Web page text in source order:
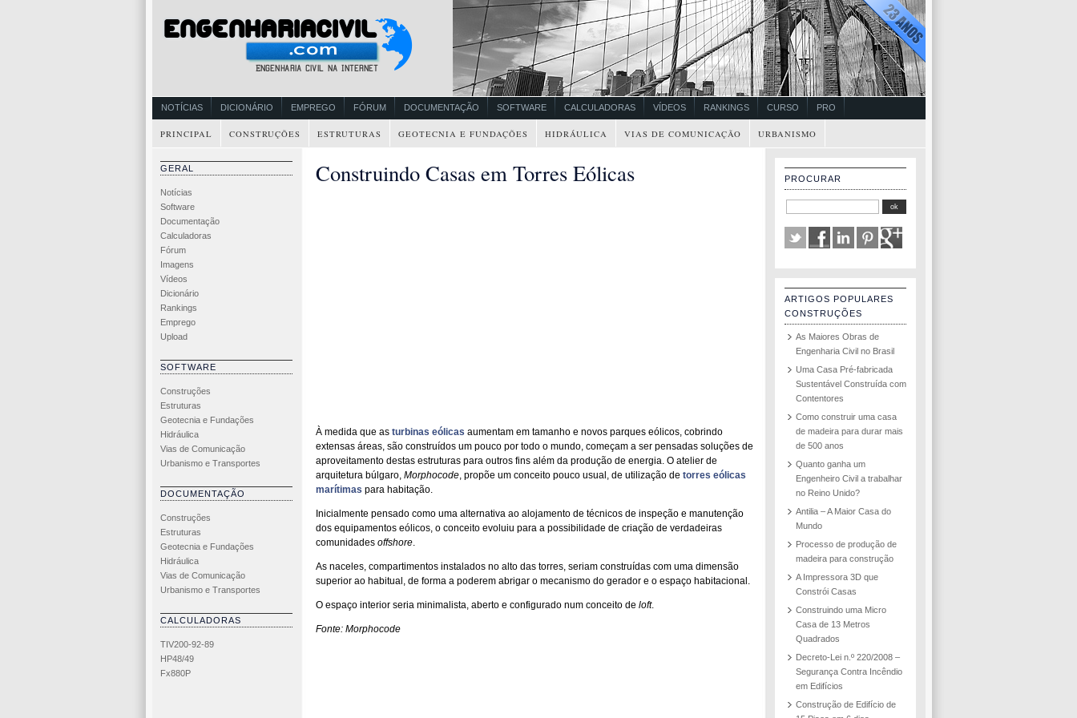
NOTÍCIAS DICIONÁRIO EMPREGO FÓRUM DOCUMENTAÇÃO SOFTWARE CALCULADORAS VÍDEOS RANKINGS CURSO PRO
PRINCIPAL CONSTRUÇÕES ESTRUTURAS GEOTECNIA E FUNDAÇÕES HIDRÁULICA VIAS DE COMUNICAÇÃO URBANISMO
GERAL
Notícias
Software
Documentação
Calculadoras
Fórum
Imagens
Vídeos
Dicionário
Rankings
Emprego
Upload
SOFTWARE
Construções
Estruturas
Geotecnia e Fundações
Hidráulica
Vias de Comunicação
Urbanismo e Transportes
DOCUMENTAÇÃO
Construções
Estruturas
Geotecnia e Fundações
Hidráulica
Vias de Comunicação
Urbanismo e Transportes
CALCULADORAS
TIV200-92-89
HP48/49
Fx880P
Construindo Casas em Torres Eólicas
À medida que as turbinas eólicas aumentam em tamanho e novos parques eólicos, cobrindo
extensas áreas, são construídos um pouco por todo o mundo, começam a ser pensadas soluções de
aproveitamento destas estruturas para outros fins além da produção de energia. O atelier de
arquitetura búlgaro, Morphocode, propõe um conceito pouco usual, de utilização de torres eólicas
marítimas para habitação.
Inicialmente pensado como uma alternativa ao alojamento de técnicos de inspeção e manutenção
dos equipamentos eólicos, o conceito evoluiu para a possibilidade de criação de verdadeiras
comunidades offshore.
As naceles, compartimentos instalados no alto das torres, seriam construídas com uma dimensão
superior ao habitual, de forma a poderem abrigar o mecanismo do gerador e o espaço habitacional.
O espaço interior seria minimalista, aberto e configurado num conceito de loft.
Fonte: Morphocode
PROCURAR
ARTIGOS POPULARES
CONSTRUÇÕES
As Maiores Obras de
Engenharia Civil no Brasil
Uma Casa Pré-fabricada
Sustentável Construída com
Contentores
Como construir uma casa
de madeira para durar mais
de 500 anos
Quanto ganha um
Engenheiro Civil a trabalhar
no Reino Unido?
Antilia – A Maior Casa do
Mundo
Processo de produção de
madeira para construção
A Impressora 3D que
Constrói Casas
Construindo uma Micro
Casa de 13 Metros
Quadrados
Decreto-Lei n.º 220/2008 –
Segurança Contra Incêndio
em Edifícios
Construção de Edifício de